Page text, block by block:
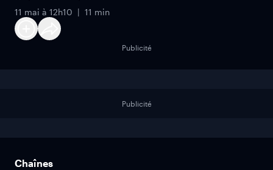
11 mai à 12h10 11 min
Publicité
Publicité
Chaînes